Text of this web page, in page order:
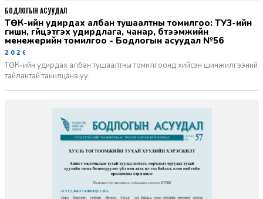
ТӨК-ийн удирдах албан тушаалтны томилгоо: ТУЗ-ийн
гишүүн, гүйцэтгэх удирдлага, чанар, бүтээмжийн
менежерийн томилгоо - Бодлогын асуудал №56
2026-06-02
ТӨК-ийн удирдах албан тушаалтны томилгоонд хийсэн шинжилгээний
тайлантай танилцана уу.
БОДЛОГЫН АСУУДАЛ